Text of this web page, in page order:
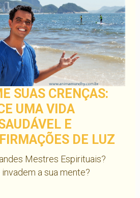
SUAS CRENÇAS:
UMA VIDA
E
DE LUZ
Mestres Espirituais?
a sua mente?